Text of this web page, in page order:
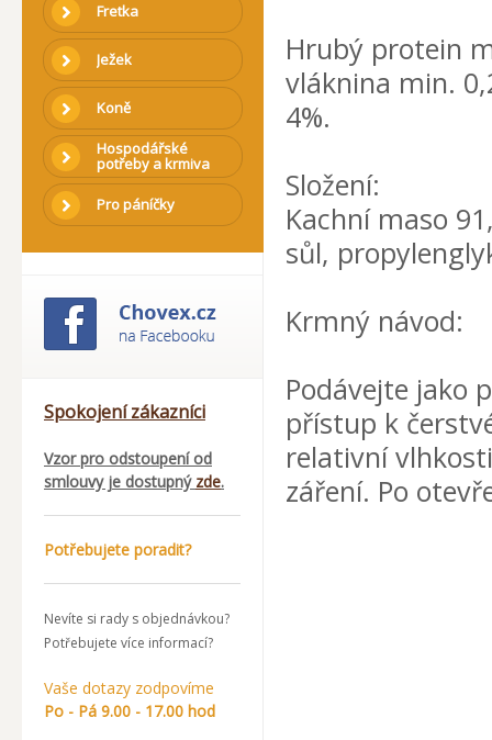
Fretka
Ježek
Koně
Hospodářské
potřeby a krmiva
Pro páníčky
Spokojení zákazníci
Vzor pro odstoupení od
smlouvy je dostupný zde.
Potřebujete poradit?
Nevíte si rady s objednávkou?
Potřebujete více informací?
Vaše dotazy zodpovíme
Po - Pá 9.00 - 17.00 hod
Hrubý protein
vláknina min.
4%.
Složení:
Kachní maso
sůl,
Krmný návod:
Podávejte jako
přístup k
relativní
záření. Po